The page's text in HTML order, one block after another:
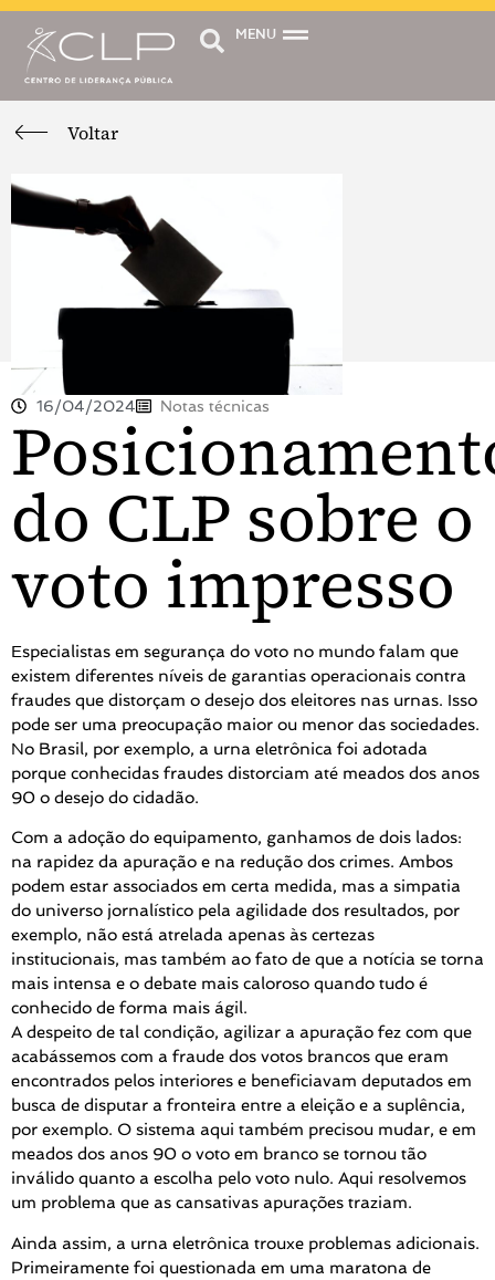
MENU
Voltar
16/04/2024 Notas técnicas
do CLP sobre o
voto impresso
Especialistas em segurança do voto no mundo falam que
existem diferentes níveis de garantias operacionais contra
fraudes que distorçam o desejo dos eleitores nas urnas. Isso
pode ser uma preocupação maior ou menor das sociedades.
No Brasil, por exemplo, a urna eletrônica foi adotada
porque conhecidas fraudes distorciam até meados dos anos
90 o desejo do cidadão.
Com a adoção do equipamento, ganhamos de dois lados:
na rapidez da apuração e na redução dos crimes. Ambos
podem estar associados em certa medida, mas a simpatia
do universo jornalístico pela agilidade dos resultados, por
exemplo, não está atrelada apenas às certezas
institucionais, mas também ao fato de que a notícia se torna
mais intensa e o debate mais caloroso quando tudo é
conhecido de forma mais ágil.
A despeito de tal condição, agilizar a apuração fez com que
acabássemos com a fraude dos votos brancos que eram
encontrados pelos interiores e beneficiavam deputados em
busca de disputar a fronteira entre a eleição e a suplência,
por exemplo. O sistema aqui também precisou mudar, e em
meados dos anos 90 o voto em branco se tornou tão
inválido quanto a escolha pelo voto nulo. Aqui resolvemos
um problema que as cansativas apurações traziam.
Ainda assim, a urna eletrônica trouxe problemas adicionais.
Primeiramente foi questionada em uma maratona de